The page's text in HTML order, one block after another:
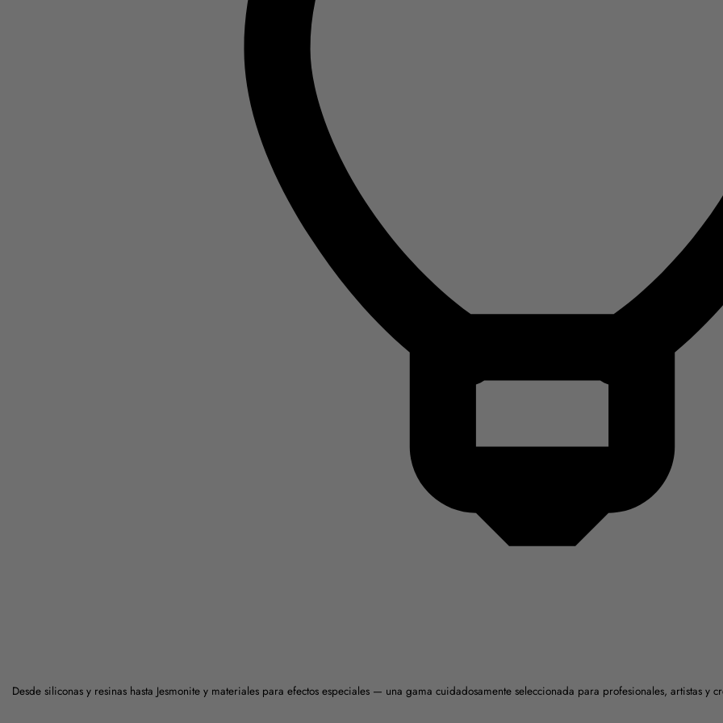
Desde siliconas y resinas hasta Jesmonite y materiales para efectos especiales — una gama cuidadosamente seleccionada para profesionales, artistas y